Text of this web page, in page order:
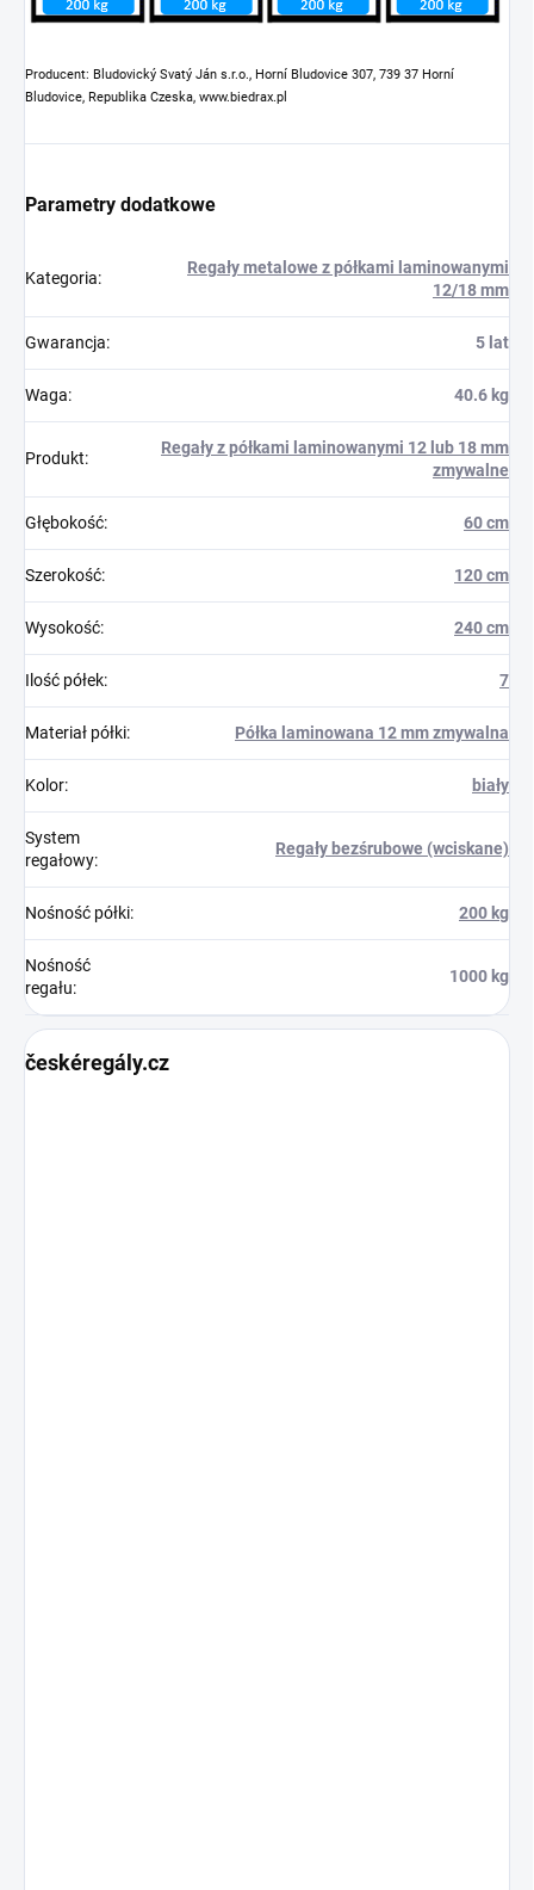
Producent: Bludovický Svatý Ján s.r.o., Horní Bludovice 307, 739 37 Horní
Bludovice, Republika Czeska, www.biedrax.pl
Parametry dodatkowe
Kategoria:
Regały metalowe z półkami laminowanymi
12/18 mm
Gwarancja: 5 lat
Waga: 40.6 kg
Produkt:
Regały z półkami laminowanymi 12 lub 18 mm
zmywalne
Głębokość: 60 cm
Szerokość: 120 cm
Wysokość: 240 cm
Ilość półek: 7
Materiał półki: Półka laminowana 12 mm zmywalna
Kolor: biały
System
regałowy:
Regały bezśrubowe (wciskane)
Nośność półki: 200 kg
Nośność
regału:
1000 kg
českéregály.cz